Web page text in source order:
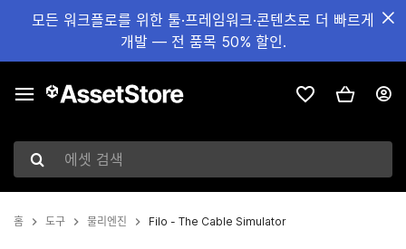
모든 워크플로를 위한 툴·프레임워크·콘텐츠로 더 빠르게
개발 — 전 품목 50% 할인.
에셋 검색
홈 도구 물리엔진 Filo - The Cable Simulator